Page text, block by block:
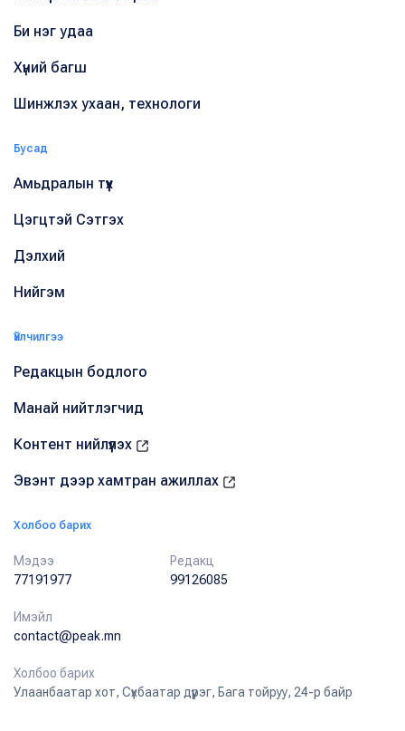
Би нэг удаа
Хүний багш
Шинжлэх ухаан, технологи
Бусад
Амьдралын түүх
Цэгцтэй Сэтгэх
Дэлхий
Нийгэм
Үйлчилгээ
Редакцын бодлого
Манай нийтлэгчид
Контент нийлүүлэх
Эвэнт дээр хамтран ажиллах
Холбоо барих
Мэдээ
77191977
Редакц
99126085
Имэйл
contact@peak.mn
Холбоо барих
Улаанбаатар хот, Сүхбаатар дүүрэг, Бага тойруу, 24-р байр